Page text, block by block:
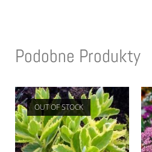
Podobne Produkty
OUT OF STOCK